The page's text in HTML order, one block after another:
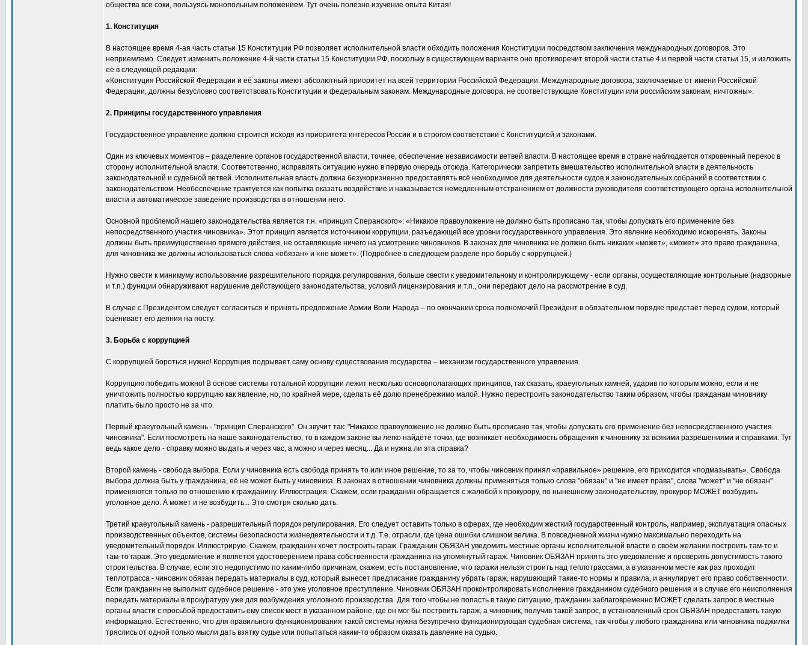
общества все соки, пользуясь монопольным положением. Тут очень полезно изучение опыта Китая!
1. Конституция
В настоящее время 4-ая часть статьи 15 Конституции РФ позволяет исполнительной власти обходить положения Конституции посредством заключения международных договоров. Это
неприемлемо. Следует изменить положение 4-й части статьи 15 Конституции РФ, поскольку в существующем варианте оно противоречит второй части статье 4 и первой части статьи 15, и изложить
её в следующей редакции:
«Конституция Российской Федерации и её законы имеют абсолютный приоритет на всей территории Российской Федерации. Международные договора, заключаемые от имени Российской
Федерации, должны безусловно соответствовать Конституции и федеральным законам. Международные договора, не соответствующие Конституции или российским законам, ничтожны».
2. Принципы государственного управления
Государственное управление должно строится исходя из приоритета интересов России и в строгом соответствии с Конституцией и законами.
Один из ключевых моментов – разделение органов государственной власти, точнее, обеспечение независимости ветвей власти. В настоящее время в стране наблюдается откровенный перекос в
сторону исполнительной власти. Соответственно, исправлять ситуацию нужно в первую очередь отсюда. Категорически запретить вмешательство исполнительной власти в деятельность
законодательной и судебной ветвей. Исполнительная власть должна безукоризненно предоставлять всё необходимое для деятельности судов и законодательных собраний в соответствии с
законодательством. Необеспечение трактуется как попытка оказать воздействие и наказывается немедленным отстранением от должности руководителя соответствующего органа исполнительной
власти и автоматическое заведение производства в отношении него.
Основной проблемой нашего законодательства является т.н. «принцип Сперанского»: «Никакое правоуложение не должно быть прописано так, чтобы допускать его применение без
непосредственного участия чиновника». Этот принцип является источником коррупции, разъедающей все уровни государственного управления. Это явление необходимо искоренять. Законы
должны быть преимущественно прямого действия, не оставляющие ничего на усмотрение чиновников. В законах для чиновника не должно быть никаких «может», «может» это право гражданина,
для чиновника же должны использоваться слова «обязан» и «не может». (Подробнее в следующем разделе про борьбу с коррупцией.)
Нужно свести к минимуму использование разрешительного порядка регулирования, больше свести к уведомительному и контролирующему - если органы, осуществляющие контрольные (надзорные
и т.п.) функции обнаруживают нарушение действующего законодательства, условий лицензирования и т.п., они передают дело на рассмотрение в суд.
В случае с Президентом следует согласиться и принять предложение Армии Воли Народа – по окончании срока полномочий Президент в обязательном порядке предстаёт перед судом, который
оценивает его деяния на посту.
3. Борьба с коррупцией
С коррупцией бороться нужно! Коррупция подрывает саму основу существования государства – механизм государственного управления.
Коррупцию победить можно! В основе системы тотальной коррупции лежит несколько основополагающих принципов, так сказать, краеугольных камней, ударив по которым можно, если и не
уничтожить полностью коррупцию как явление, но, по крайней мере, сделать её долю пренебрежимо малой. Нужно перестроить законодательство таким образом, чтобы гражданам чиновнику
платить было просто не за что.
Первый краеугольный камень - "принцип Сперанского". Он звучит так: "Никакое правоуложение не должно быть прописано так, чтобы допускать его применение без непосредственного участия
чиновника". Если посмотреть на наше законодательство, то в каждом законе вы легко найдёте точки, где возникает необходимость обращения к чиновнику за всякими разрешениями и справками. Тут
ведь какое дело - справку можно выдать и через час, а можно и через месяц... Да и нужна ли эта справка?
Второй камень - свобода выбора. Если у чиновника есть свобода принять то или иное решение, то за то, чтобы чиновник принял «правильное» решение, его приходится «подмазывать». Свобода
выбора должна быть у гражданина, её не может быть у чиновника. В законах в отношении чиновника должны применяться только слова "обязан" и "не имеет права", слова "может" и "не обязан"
применяются только по отношению к гражданину. Иллюстрация. Скажем, если гражданин обращается с жалобой к прокурору, по нынешнему законодательству, прокурор МОЖЕТ возбудить
уголовное дело. А может и не возбудить... Это смотря сколько дать.
Третий краеугольный камень - разрешительный порядок регулирования. Его следует оставить только в сферах, где необходим жесткий государственный контроль, например, эксплуатация опасных
производственных объектов, системы безопасности жизнедеятельности и т.д. Т.е. отрасли, где цена ошибки слишком велика. В повседневной жизни нужно максимально переходить на
уведомительный порядок. Иллюстрирую. Скажем, гражданин хочет построить гараж. Гражданин ОБЯЗАН уведомить местные органы исполнительной власти о своём желании построить там-то и
там-то гараж. Это уведомление и является удостоверением права собственности гражданина на упомянутый гараж. Чиновник ОБЯЗАН принять это уведомление и проверить допустимость такого
строительства. В случае, если это недопустимо по каким-либо причинам, скажем, есть постановление, что гаражи нельзя строить над теплотрассами, а в указанном месте как раз проходит
теплотрасса - чиновник обязан передать материалы в суд, который вынесет предписание гражданину убрать гараж, нарушающий такие-то нормы и правила, и аннулирует его право собственности.
Если гражданин не выполнит судебное решение - это уже уголовное преступление. Чиновник ОБЯЗАН проконтролировать исполнение гражданином судебного решения и в случае его неисполнения
передать материалы в прокуратуру уже для возбуждения уголовного производства. Для того чтобы не попасть в такую ситуацию, гражданин заблаговременно МОЖЕТ сделать запрос в местные
органы власти с просьбой предоставить ему список мест в указанном районе, где он мог бы построить гараж, а чиновник, получив такой запрос, в установленный срок ОБЯЗАН предоставить такую
информацию. Естественно, что для правильного функционирования такой системы нужна безупречно функционирующая судебная система, так чтобы у любого гражданина или чиновника поджилки
тряслись от одной только мысли дать взятку судье или попытаться каким-то образом оказать давление на судью.